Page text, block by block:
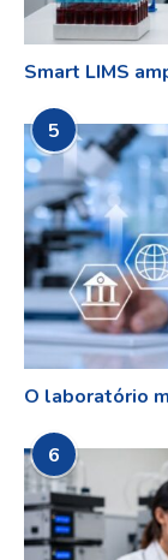
Smart LIMS
5
O laboratório
6